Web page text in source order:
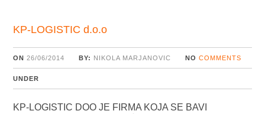
KP-LOGISTIC d.o.o
ON 26/06/2014 BY: NIKOLA MARJANOVIC NO COMMENTS
UNDER
KP-LOGISTIC DOO JE FIRMA KOJA SE BAVI